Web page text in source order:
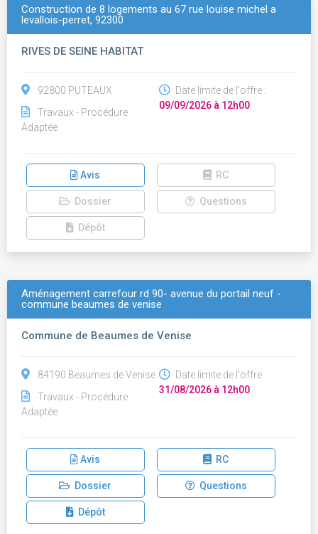
Construction de 8 logements au 67 rue louise michel a
levallois-perret, 92300
RIVES DE SEINE HABITAT
92800 PUTEAUX
Travaux - Procédure
Adaptée
Date limite de l'offre :
09/09/2026 à 12h00
Avis RC
Dossier Questions
Dépôt
Aménagement carrefour rd 90- avenue du portail neuf -
commune beaumes de venise
Commune de Beaumes de Venise
84190 Beaumes de Venise
Travaux - Procédure
Adaptée
Date limite de l'offre :
31/08/2026 à 12h00
Avis RC
Dossier Questions
Dépôt